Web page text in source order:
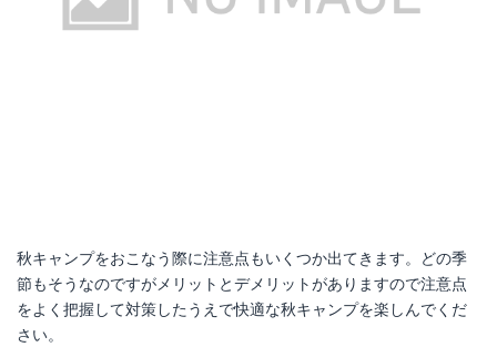
秋キャンプをおこなう際に注意点もいくつか出てきます。どの季
節もそうなのですがメリットとデメリットがありますので注意点
をよく把握して対策したうえで快適な秋キャンプを楽しんでくだ
さい。